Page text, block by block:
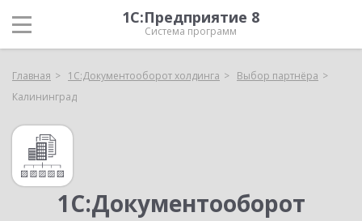
1С:Предприятие 8
Система программ
Главная 1С:Документооборот холдинга
Выбор партнёра
Калининград
1С:Документооборот